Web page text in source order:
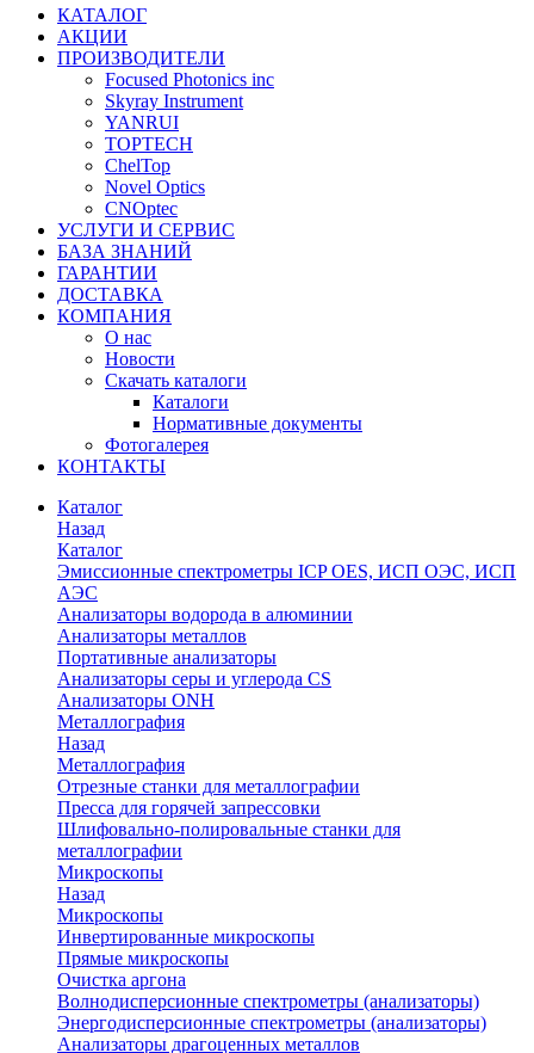
КАТАЛОГ
АКЦИИ
ПРОИЗВОДИТЕЛИ
Focused Photonics inc
Skyray Instrument
YANRUI
TOPTECH
ChelTop
Novel Optics
CNOptec
УСЛУГИ И СЕРВИС
БАЗА ЗНАНИЙ
ГАРАНТИИ
ДОСТАВКА
КОМПАНИЯ
О нас
Новости
Скачать каталоги
Каталоги
Нормативные документы
Фотогалерея
КОНТАКТЫ
Каталог
Назад
Каталог
Эмиссионные спектрометры ICP OES, ИСП ОЭС, ИСП
АЭС
Анализаторы водорода в алюминии
Анализаторы металлов
Портативные анализаторы
Анализаторы серы и углерода CS
Анализаторы ONH
Металлография
Назад
Металлография
Отрезные станки для металлографии
Пресса для горячей запрессовки
Шлифовально-полировальные станки для
металлографии
Микроскопы
Назад
Микроскопы
Инвертированные микроскопы
Прямые микроскопы
Очистка аргона
Волнодисперсионные спектрометры (анализаторы)
Энергодисперсионные спектрометры (анализаторы)
Анализаторы драгоценных металлов